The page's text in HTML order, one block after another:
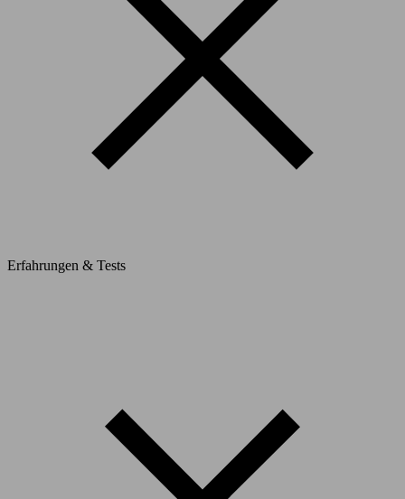
Erfahrungen & Tests